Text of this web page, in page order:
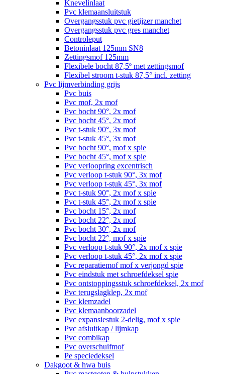
Knevelinlaat
Pvc klemaansluitstuk
Overgangsstuk pvc gietijzer manchet
Overgangsstuk pvc gres manchet
Controleput
Betoninlaat 125mm SN8
Zettingsmof 125mm
Flexibele bocht 87,5º met zettingsmof
Flexibel stroom t-stuk 87,5° incl. zetting
Pvc lijmverbinding grijs
Pvc buis
Pvc mof, 2x mof
Pvc bocht 90°, 2x mof
Pvc bocht 45°, 2x mof
Pvc t-stuk 90°, 3x mof
Pvc t-stuk 45°, 3x mof
Pvc bocht 90°, mof x spie
Pvc bocht 45°, mof x spie
Pvc verloopring excentrisch
Pvc verloop t-stuk 90°, 3x mof
Pvc verloop t-stuk 45°, 3x mof
Pvc t-stuk 90°, 2x mof x spie
Pvc t-stuk 45°, 2x mof x spie
Pvc bocht 15°, 2x mof
Pvc bocht 22°, 2x mof
Pvc bocht 30°, 2x mof
Pvc bocht 22°, mof x spie
Pvc verloop t-stuk 90°, 2x mof x spie
Pvc verloop t-stuk 45°, 2x mof x spie
Pvc reparatiemof mof x verjongd spie
Pvc eindstuk met schroefdeksel spie
Pvc ontstoppingsstuk schroefdeksel, 2x mof
Pvc terugslagklep, 2x mof
Pvc klemzadel
Pvc klemaanboorzadel
Pvc expansiestuk 2-delig, mof x spie
Pvc afsluitkap / lijmkap
Pvc combikap
Pvc overschuifmof
Pe speciedeksel
Dakgoot & hwa buis